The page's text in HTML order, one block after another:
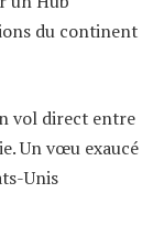
du continent
vol direct entre
Un vœu exaucé
Unis